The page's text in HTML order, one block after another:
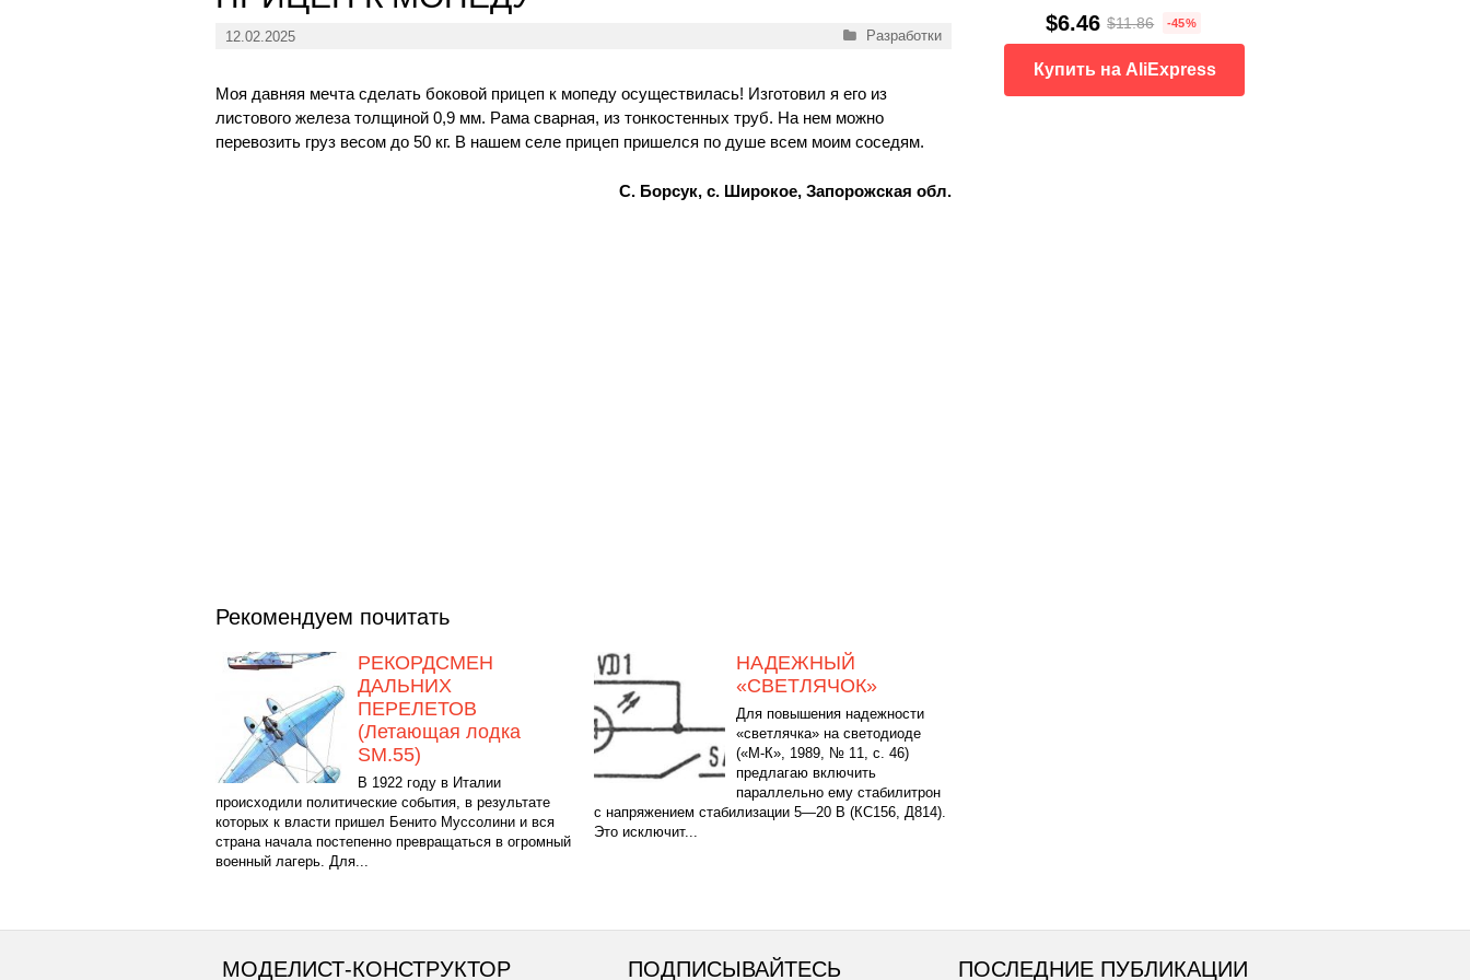
12.02.2025 Рубрики
Разработки
Моя давняя мечта сделать боковой прицеп к мопеду осуществилась! Изготовил я его из
листового железа толщиной 0,9 мм. Рама сварная, из тонкостенных труб. На нем можно
перевозить груз весом до 50 кг. В нашем селе прицеп пришелся по душе всем моим соседям.
С. Борсук, с. Широкое, Запорожская обл.
Рекомендуем почитать
РЕКОРДСМЕН
ДАЛЬНИХ
ПЕРЕЛЕТОВ
(Летающая лодка
SM.55)
В 1922 году в Италии
происходили политические события, в результате
которых к власти пришел Бенито Муссолини и вся
страна начала постепенно превращаться в огромный
военный лагерь. Для...
НАДЕЖНЫЙ
«СВЕТЛЯЧОК»
Для повышения надежности
«светлячка» на светодиоде
(«М-К», 1989, № 11, с. 46)
предлагаю включить
параллельно ему стабилитрон
с напряжением стабилизации 5—20 В (КС156, Д814).
Это исключит...
$6.46 $11.86 -45%
Купить на AliExpress
МОДЕЛИСТ-КОНСТРУКТОР ПОДПИСЫВАЙТЕСЬ ПОСЛЕДНИЕ ПУБЛИКАЦИИ